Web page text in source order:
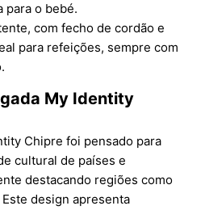
para o bebé.
com fecho de cordão e
para refeições, sempre com
My Identity
Chipre foi pensado para
cultural de países e
destacando regiões como
Este design apresenta